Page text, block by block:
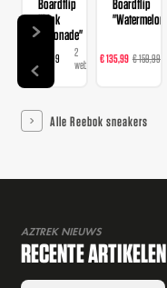
Boardflip
"Pink
Lemonade"
€ 159,99
2
webshops
Boardflip
"Watermelon"
€ 135,99 € 159,99
Alle Reebok sneakers
AZTREK NIEUWS
RECENTE ARTIKELEN